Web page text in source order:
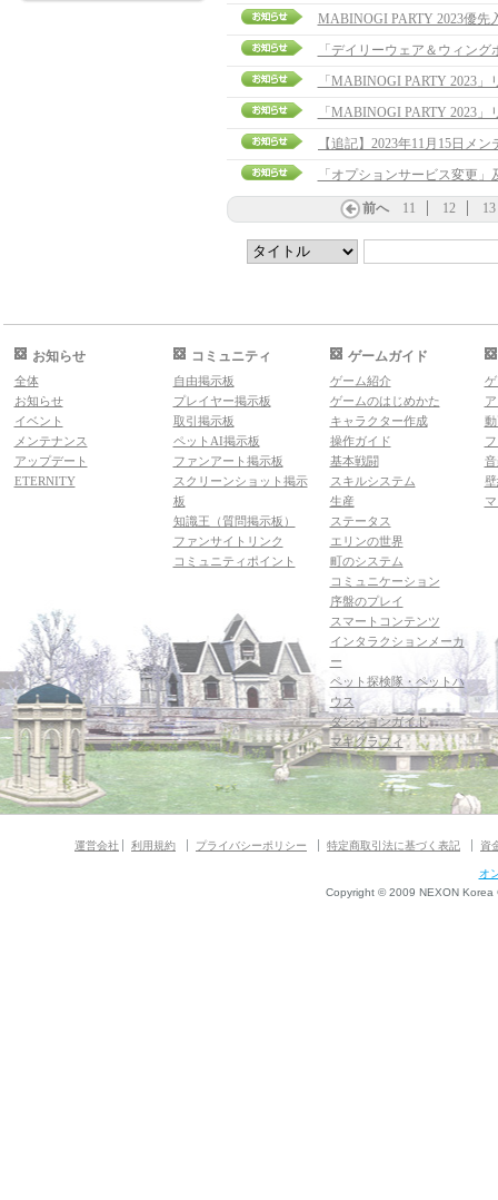
MABINOGI PARTY 2023優
「デイリーウェア＆ウィン
「MABINOGI PARTY 2023
「MABINOGI PARTY 2023
「オプションサービス変更
前へ 11 12 13
お知らせ
全体
お知らせ
イベント
メンテナンス
アップデート
ETERNITY
コミュニティ
自由掲示板
プレイヤー掲示板
取引掲示板
ペットAI掲示板
ファンアート掲示板
スクリーンショット掲示
板
知識王（質問掲示板）
ファンサイトリンク
コミュニティポイント
ゲームガイド
ゲーム紹介
ゲームのはじめかた
キャラクター作成
操作ガイド
基本戦闘
スキルシステム
生産
ステータス
エリンの世界
町のシステム
コミュニケーション
序盤のプレイ
スマートコンテンツ
インタラクションメーカ
ー
ペット探検隊・ペットハ
ウス
ダンジョンガイド
マギグラフィ
運営会社 利用規約 プライバシーポリシー 特定商取引法に基づく表記 資
オ
Copyright © 2009 NEXON Korea